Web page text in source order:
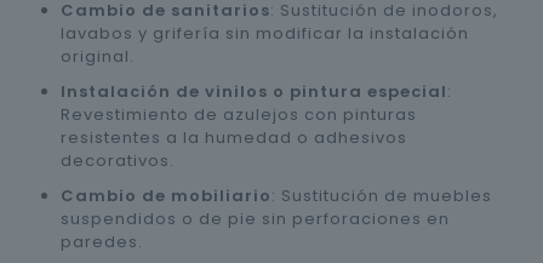
Cambio de sanitarios: Sustitución de inodoros,
lavabos y grifería sin modificar la instalación
original.
Instalación de vinilos o pintura especial:
Revestimiento de azulejos con pinturas
resistentes a la humedad o adhesivos
decorativos.
Cambio de mobiliario: Sustitución de muebles
suspendidos o de pie sin perforaciones en
paredes.